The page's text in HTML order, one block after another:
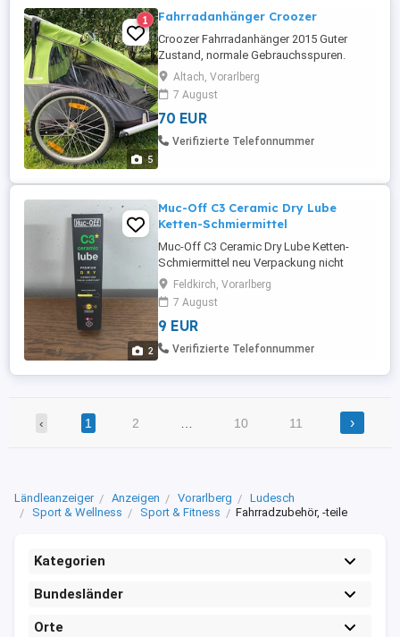
5
1 Fahrradanhänger Croozer
Croozer Fahrradanhänger 2015 Guter
Zustand, normale Gebrauchsspuren.
Großes Rad ebenfalls dabei. Kann gerne
besichtigt werden. Der Verkauf erfolgt
unter Ausschluss jeglicher
Sachmängelhaftung. Dies ist ein
Privatverkauf ohne Ansprüche auf Garantie
Altach, Vorarlberg
7 August
70 EUR
Verifizierte Telefonnummer
2
Muc-Off C3 Ceramic Dry Lube
Ketten-Schmiermittel
Muc-Off C3 Ceramic Dry Lube Ketten-
Schmiermittel neu Verpackung nicht
geöffnet Inhalt: 120ml wird nicht benötig-
fahre gewachste Kette und Antriebe
Feldkirch, Vorarlberg
7 August
9 EUR
Verifizierte Telefonnummer
‹ 1 2 10 11 ›
Ländleanzeiger Anzeigen Vorarlberg
Ludesch
Sport & Wellness
Sport & Fitness Fahrradzubehör, -teile
Kategorien
Bundesländer
Orte